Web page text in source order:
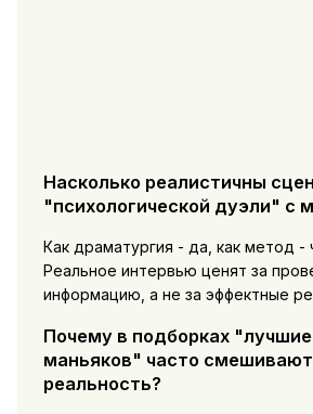
Насколько реалистичны
"психологической дуэли" с
Как драматургия - да, как метод -
Реальное интервью ценят за
информацию, а не за эффектные
Почему в подборках
маньяков" часто
реальность?